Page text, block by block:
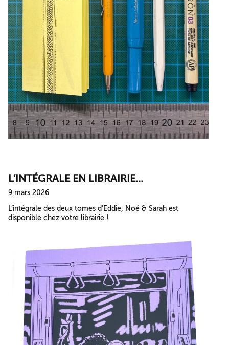
L’INTÉGRALE EN LIBRAIRIE...
9 mars 2026
L’intégrale des deux tomes d’Eddie, Noé & Sarah est
disponible chez votre librairie !